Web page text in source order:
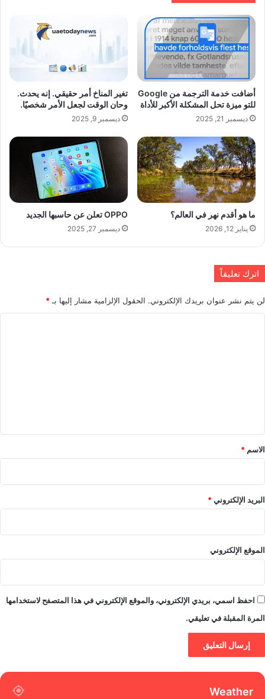
أضافت خدمة الترجمة من Google
للتو ميزة تحل المشكلة الأكبر للأداة
ديسمبر 21, 2025
تغير المناخ أمر حقيقي. إنه يحدث.
وحان الوقت لجعل الأمر شخصيًا.
ديسمبر 9, 2025
ما هو أقدم نهر في العالم؟
يناير 12, 2026
OPPO تعلن عن حاسبها الجديد
ديسمبر 27, 2025
اترك تعليقاً
لن يتم نشر عنوان بريدك الإلكتروني. الحقول الإلزامية مشار إليها بـ*
*
الاسم *
البريد الإلكتروني*
الموقع الإلكتروني
احفظ اسمي، بريدي الإلكتروني، والموقع الإلكتروني في هذا المتصفح لاستخدامها
المرة المقبلة في تعليقي.
Weather